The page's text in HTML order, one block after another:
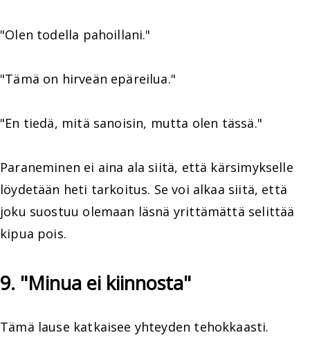
"Olen todella pahoillani."
"Tämä on hirveän epäreilua."
"En tiedä, mitä sanoisin, mutta olen tässä."
Paraneminen ei aina ala siitä, että kärsimykselle
löydetään heti tarkoitus. Se voi alkaa siitä, että
joku suostuu olemaan läsnä yrittämättä selittää
kipua pois.
9. "Minua ei kiinnosta"
Tämä lause katkaisee yhteyden tehokkaasti.